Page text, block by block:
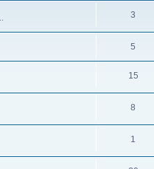
3
5
15
8
1